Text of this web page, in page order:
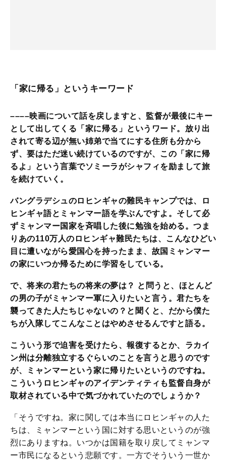
「家に帰る」というキーワード
––––映画について話を戻しますと、監督が最後にキー
として出してくる「家に帰る」というワード。放り出
されて寄る辺が無い姉弟で当てにする住所も分から
ず、要はただ迷い続けているのですが、この「家に帰
るよ」という言葉でソミーラがシャフィを励まして旅
を続けていく。
バングラデシュのロヒンギャの難民キャンプでは、ロ
ヒンギャ語とミャンマー語を学ぶんですよ。そして必
ずミャンマー国家を斉唱した後に勉強を始める。つま
りあの110万人のロヒンギャ難民たちは、こんなひどい
目に遭いながら愛国心を持ったまま、故国ミャンマー
の家にいつか帰るために学習をしている。
で、将来の君たちの将来の夢は？ と問うと、ほとんど
の男の子がミャンマー軍に入りたいと言う。君たちを
襲ってきた人たちじゃないの？と聞くと、だから僕た
ちが入隊してこんなことはやめさせるんですと語る。
こういう形で迫害を受けたら、報復するとか、ラカイ
ン州は分離独立するぐらいのことを言うと思うのです
が、ミャンマーという家に帰りたいというのですね。
こういうロヒンギャのアイデンティティも監督自身が
取材されている中で気づかれていたのでしょうか？
「そうですね。家に関しては本当にロヒンギャの人た
ちは、ミャンマーという国に対する思いというのが強
烈にありますね。いつかは国籍を取り戻してミャンマ
ー市民になるという悲願です。一方でそういう一世か